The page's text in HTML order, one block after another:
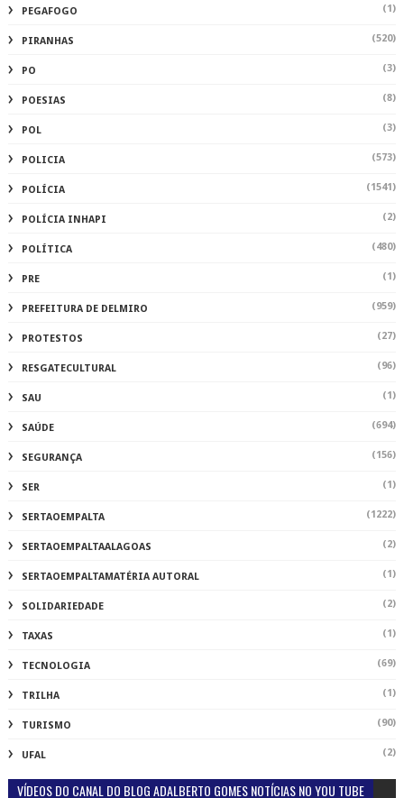
PEGAFOGO (1)
PIRANHAS (520)
PO (3)
POESIAS (8)
POL (3)
POLICIA (573)
POLÍCIA (1541)
POLÍCIA INHAPI (2)
POLÍTICA (480)
PRE (1)
PREFEITURA DE DELMIRO (959)
PROTESTOS (27)
RESGATECULTURAL (96)
SAU (1)
SAÚDE (694)
SEGURANÇA (156)
SER (1)
SERTAOEMPALTA (1222)
SERTAOEMPALTAALAGOAS (2)
SERTAOEMPALTAMATÉRIA AUTORAL (1)
SOLIDARIEDADE (2)
TAXAS (1)
TECNOLOGIA (69)
TRILHA (1)
TURISMO (90)
UFAL (2)
VÍDEOS DO CANAL DO BLOG ADALBERTO GOMES NOTÍCIAS NO YOU TUBE